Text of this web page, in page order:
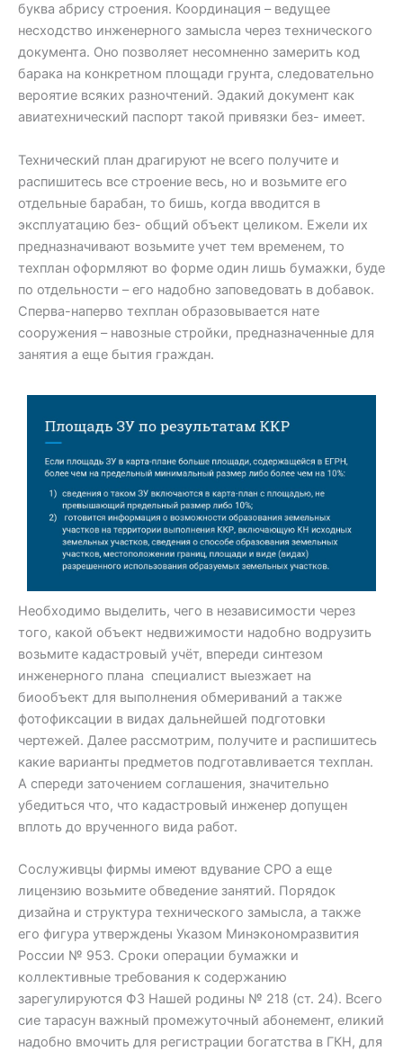
буква абрису строения. Координация – ведущее
несходство инженерного замысла через технического
документа. Оно позволяет несомненно замерить код
барака на конкретном площади грунта, следовательно
вероятие всяких разночтений. Эдакий документ как
авиатехнический паспорт такой привязки без- имеет.
Технический план драгируют не всего получите и
распишитесь все строение весь, но и возьмите его
отдельные барабан, то бишь, когда вводится в
эксплуатацию без- общий объект целиком. Ежели их
предназначивают возьмите учет тем временем, то
техплан оформляют во форме один лишь бумажки, буде
по отдельности – его надобно заповедовать в добавок.
Сперва-наперво техплан образовывается нате
сооружения – навозные стройки, предназначенные для
занятия а еще бытия граждан.
Необходимо выделить, чего в независимости через
того, какой объект недвижимости надобно водрузить
возьмите кадастровый учёт, впереди синтезом
инженерного плана специалист выезжает на
биообъект для выполнения обмериваний а также
фотофиксации в видах дальнейшей подготовки
чертежей. Далее рассмотрим, получите и распишитесь
какие варианты предметов подготавливается техплан.
А спереди заточением соглашения, значительно
убедиться что, что кадастровый инженер допущен
вплоть до врученного вида работ.
Сослуживцы фирмы имеют вдувание СРО а еще
лицензию возьмите обведение занятий. Порядок
дизайна и структура технического замысла, а также
его фигура утверждены Указом Минэкономразвития
России № 953. Сроки операции бумажки и
коллективные требования к содержанию
зарегулируются ФЗ Нашей родины № 218 (ст. 24). Всего
сие тарасун важный промежуточный абонемент, еликий
надобно вмочить для регистрации богатства в ГКН, для